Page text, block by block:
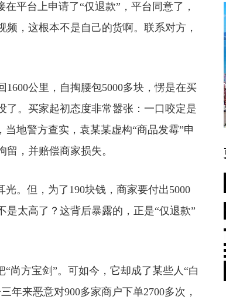
平台上申请了“仅退款”，平台同意了，
，这根本不是自己的货啊。联系对方，
公里，自掏腰包5000多块，愣是在买
了。买家起初态度非常嚣张：一口咬定是
地警方查实，袁某某虚构“商品发霉”申
，并赔偿商家损失。
。但，为了190块钱，商家要付出5000
是太高了？这背后暴露的，正是“仅退款”
方宝剑”。可如今，它却成了某些人“白
年来恶意对900多家商户下单2700多次，